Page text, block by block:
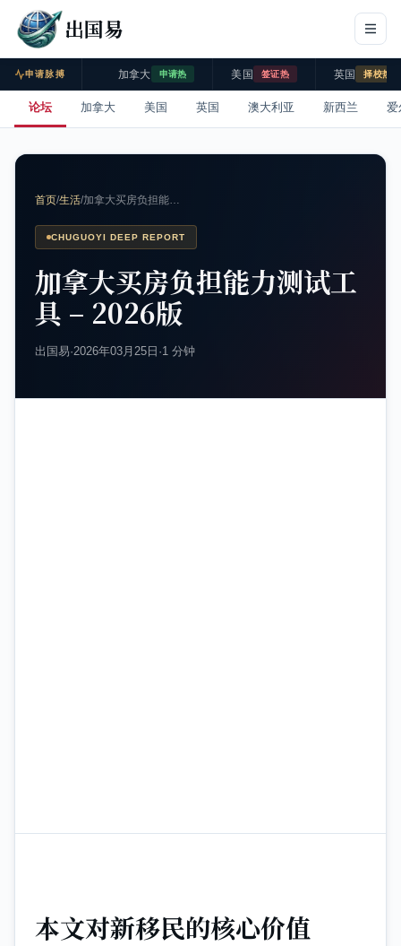
出国易
申请脉搏 加拿大 申请热 美国 签证热 英国 择校热
论坛 加拿大 美国 英国 澳大利亚 新西兰 爱
首页/生活/加拿大买房负担能…
CHUGUOYI DEEP REPORT
加拿大买房负担能力测试工
具 – 2026版
出国易·2026年03月25日 ·1 分钟
本文对新移民的核心价值